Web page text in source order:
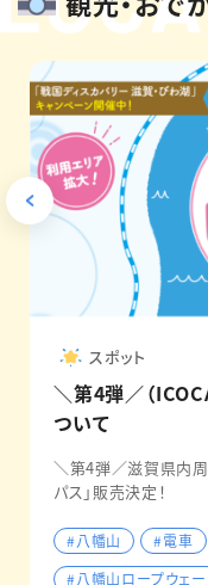
スポット
＼第4弾／（
ついて
＼第4弾／滋賀県内周
パス」販売決定！
#八幡山 #電車
#八幡山ロープウェー